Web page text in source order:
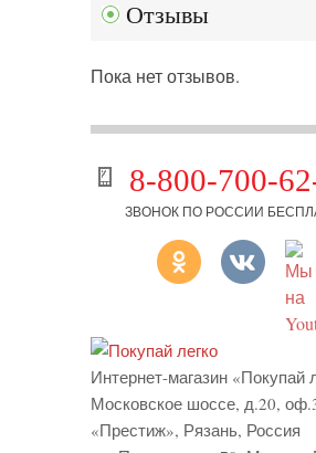
Отзывы
Пока нет отзывов.
8-800-700-
ЗВОНОК ПО РОССИИ
Интернет-магазин «Покупай
Московское шоссе, д.20,
«Престиж», Рязань, Россия